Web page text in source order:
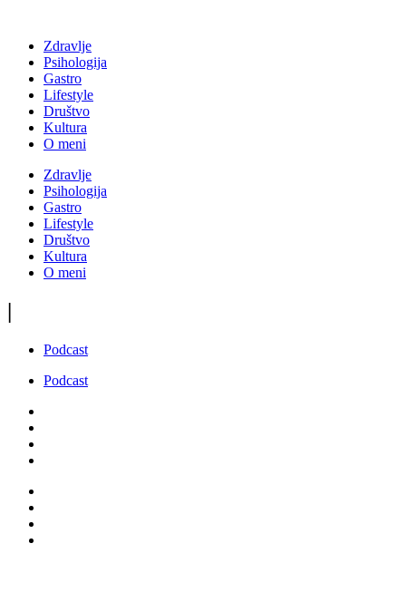
Zdravlje
Psihologija
Gastro
Lifestyle
Društvo
Kultura
O meni
Zdravlje
Psihologija
Gastro
Lifestyle
Društvo
Kultura
O meni
|
Podcast
Podcast